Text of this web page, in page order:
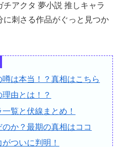
アクタ 夢小説 推しキャラ
刺さる作品がぐっと見つか
は本当！？真相はこちら
由とは！？
覧と伏線まとめ！
か？最期の真相はココ
ついに判明！